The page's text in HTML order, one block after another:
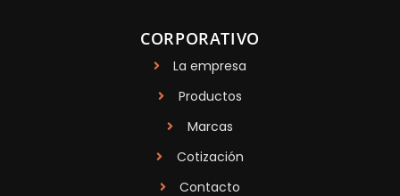
CORPORATIVO
La empresa
Productos
Marcas
Cotización
Contacto